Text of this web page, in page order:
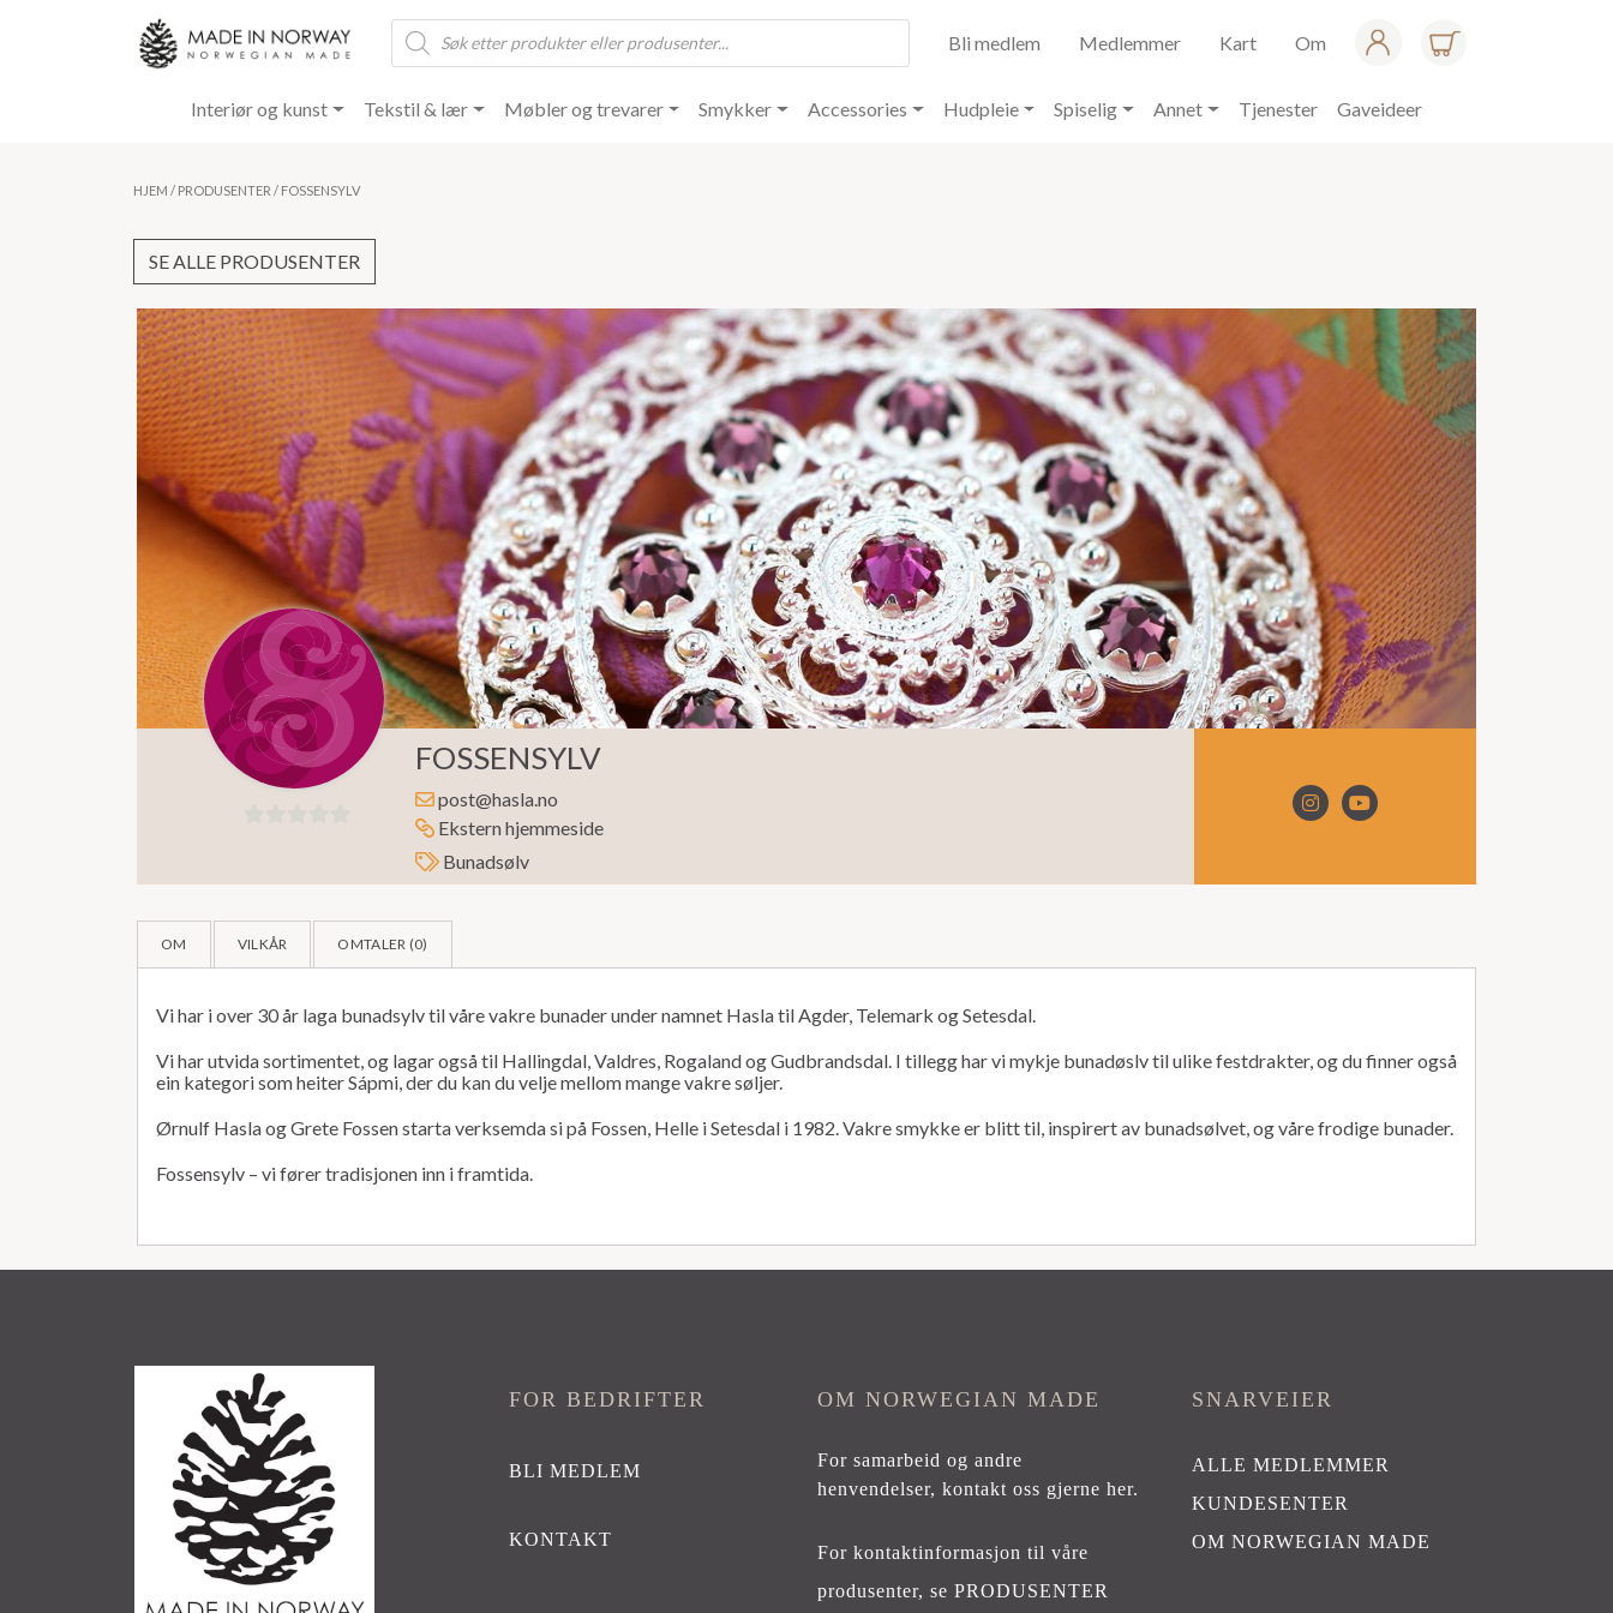
Products
search
Bli medlem Medlemmer Kart Om
Interiør og kunst Tekstil & lær Møbler og trevarer Smykker Accessories Hudpleie Spiselig Annet Tjenester Gaveideer
HJEM / PRODUSENTER / FOSSENSYLV
SE ALLE PRODUSENTER
FOSSENSYLV
post@hasla.no
Ekstern hjemmeside
Bunadsølv
OM VILKÅR OMTALER (0)
Vi har i over 30 år laga bunadsylv til våre vakre bunader under namnet Hasla til Agder, Telemark og Setesdal.
Vi har utvida sortimentet, og lagar også til Hallingdal, Valdres, Rogaland og Gudbrandsdal. I tillegg har vi mykje bunadøslv til ulike festdrakter, og du finner også
ein kategori som heiter Sápmi, der du kan du velje mellom mange vakre søljer.
Ørnulf Hasla og Grete Fossen starta verksemda si på Fossen, Helle i Setesdal i 1982. Vakre smykke er blitt til, inspirert av bunadsølvet, og våre frodige bunader.
Fossensylv – vi fører tradisjonen inn i framtida.
FOR BEDRIFTER
BLI MEDLEM
KONTAKT
OM NORWEGIAN MADE
For samarbeid og andre
henvendelser,kontakt oss gjerne her.
For kontaktinformasjon til våre
produsenter, sePRODUSENTER
SNARVEIER
ALLE MEDLEMMER
KUNDESENTER
OM NORWEGIAN MADE